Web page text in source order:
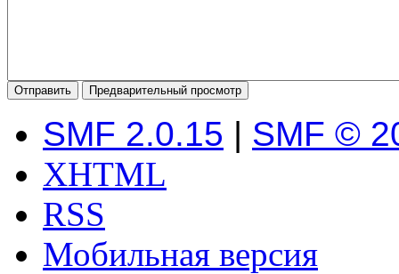
SMF 2.0.15 | SMF ©
XHTML
RSS
Мобильная версия